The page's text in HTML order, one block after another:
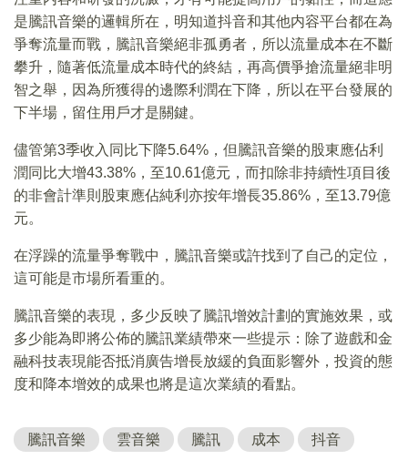
是騰訊音樂的邏輯所在，明知道抖音和其他内容平台都在為
爭奪流量而戰，騰訊音樂絕非孤勇者，所以流量成本在不斷
攀升，隨著低流量成本時代的終結，再高價爭搶流量絕非明
智之舉，因為所獲得的邊際利潤在下降，所以在平台發展的
下半場，留住用戶才是關鍵。
儘管第3季收入同比下降5.64%，但騰訊音樂的股東應佔利
潤同比大增43.38%，至10.61億元，而扣除非持續性項目後
的非會計準則股東應佔純利亦按年增長35.86%，至13.79億
元。
在浮躁的流量爭奪戰中，騰訊音樂或許找到了自己的定位，
這可能是市場所看重的。
騰訊音樂的表現，多少反映了騰訊增效計劃的實施效果，或
多少能為即將公佈的騰訊業績帶來一些提示：除了遊戲和金
融科技表現能否抵消廣告增長放緩的負面影響外，投資的態
度和降本增效的成果也將是這次業績的看點。
騰訊音樂 雲音樂 騰訊 成本 抖音